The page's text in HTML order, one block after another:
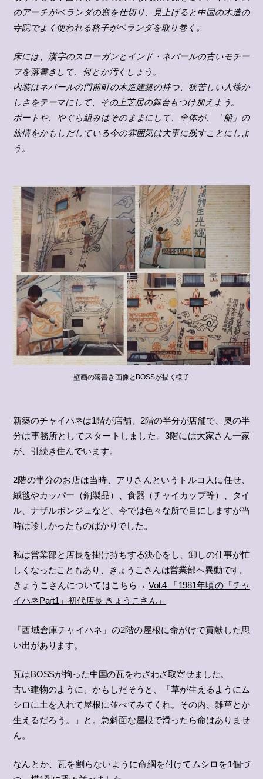
のアーチがベランダの窓を仕切り、見上げると中国の木造の
寺院でよく使われる格子がベランダを取り巻く。
床には、漢字のスローガンとインド・ネパールの古いモチー
フを落書きして、何とか汚くしょう。
内装はネパールの門前町の木造建築の持つ、狭苦しい人懐か
しさをテーマにして、その上芝居の舞台もつけ加えよう。
ボートや、やぐら組みはそのままにして、全体が、「船」の
旅情をかもしだしている今の雰囲気は大事に残すことにしよ
う。
壁画の落書き画像とBOSSが描く様子
新築のチャイハネは1階が店舗、2階の半分が店舗で、奥の半
分は事務所としてスタートしました。3階には大家さん一家
が、引続き住んでいます。
2階の半分のお店は当時、アリさんというトルコ人に任せ、
絨毯やカッパー（銅製品）、食器（チャイカップ等）、タイ
ル、ナザルボンジュなど、今では色々な所で目にしますが当
時は珍しかったものばかりでした。
私は営業部と店長を掛け持ちする決心をし、卸しの仕事が忙
しくなったこともあり、きょうこさんは営業部へ異動です。
きょうこさんについてはこちら→Vol.4 「1981年頃の「チャ
イハネPart1」初代店長 きょうこさん」
「西域倉庫チャイハネ」の2階の屋根に命がけで貢献した思
い出があります。
瓦はBOSSが拘った中国の瓦をわざわざ取寄せました。
古い建物のように、かもしだそうと、「草が生えるようにム
シロに土を入れて屋根に並べてみてくれ。その内、雑草とか
生えるだろう。」と。急斜面な屋根で滑ったら命はありませ
ん。
なんとか、瓦を割らないように命綱を付けてムシロを1個づ